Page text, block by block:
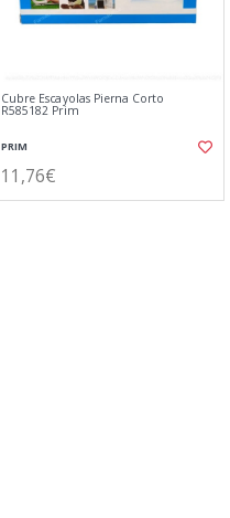
Cubre Escayolas Pierna Corto
R585182 Prim
PRIM
11,76€